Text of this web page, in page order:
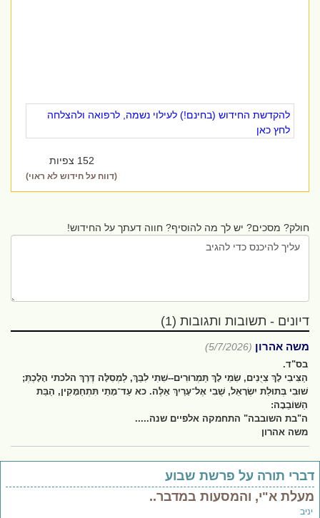
להקדשת החידוש (בחינם!) לעילוי נשמה, לרפואה ולהצלחה
לחץ כאן
152 צפיות
(דווח על חידוש לא ראוי)
חולק? מסכים? יש לך מה להוסיף? חווה דעתך על החידוש!
דיונים - תשובות ותגובות (1)
משה אהרון (5/7/2026)
בס"ד.
הַצִּיבִי לָךְ צִיֻּנִים, שִׂמִי לָךְ תַּמְרוּרִים--שִׁתִי לִבֵּךְ, לַמְסִלָּה דֶּרֶךְ הלכתי הָלָכְתְּ;
שׁוּבִי בְּתוּלַת יִשְׂרָאֵל, שֻׁבִי אֶל־עָרַיִךְ אֵלֶּה. כא עַד־מָתַי תִּתְחַמָּקִין, הַבַּת
הַשּׁוֹבֵבָה:
ה"בת השובבה" התחמקה אלפיים שנה.....
משה אהרון
תורה על פרשת שבוע
א"י, והמסעות במדבר..